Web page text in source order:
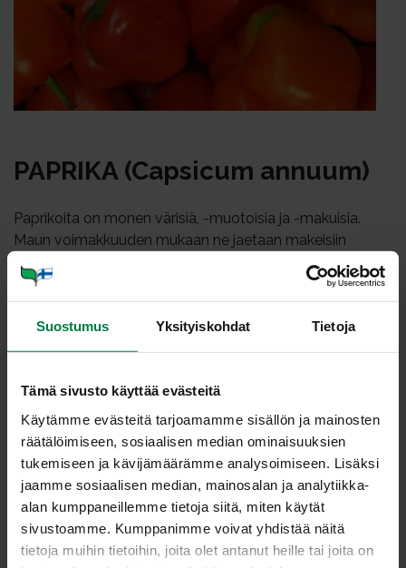
Suostumus Yksityiskohdat Tietoja
Tämä sivusto käyttää evästeitä
Käytämme evästeitä tarjoamamme sisällön ja mainosten
räätälöimiseen, sosiaalisen median ominaisuuksien
tukemiseen ja kävijämäärämme analysoimiseen. Lisäksi
jaamme sosiaalisen median, mainosalan ja analytiikka-
alan kumppaneillemme tietoja siitä, miten käytät
sivustoamme. Kumppanimme voivat yhdistää näitä
tietoja muihin tietoihin, joita olet antanut heille tai joita on
PAP­RI­KA (Cap­si­cum an­nuum)
Paprikoita on monen värisiä, -muotoisia ja -makuisia.
Maun voimakkuuden mukaan ne jaetaan makeisiin
vihannespaprikoihin ja voimakkaan tulisiin, mausteena
käytettäviin maustepaprikoihin. Kaikki paprikat sisältävät
kapsaisiini nimistä ainetta, joka aiheuttaa poltteen
tunteen kipua aistivissa hermosoluissa.
kulmikkaita, pyöreitä tai suippoja. Maku vaihtelee eri
varsin mauttomia. Väriltään vihannespaprikat ovat
vihreitä, keltaisia, punaisia, oransseja, valkoisia ja mustan
sinipunaisia. Vihreät paprikat ovat raakoja paprikoita,
jotka kypsyessään vaihtavat väriä keltaiseksi tai
punaiseksi. Keltaiset ja punaiset paprikat ovat makeimpia
kun taas vihreät ja sinipunaiset paprikat ovat kirpeämpiä.